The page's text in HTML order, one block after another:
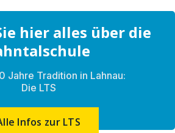
hier alles über die
Jahre Tradition in Lahnau:
Die LTS
Infos zur LTS